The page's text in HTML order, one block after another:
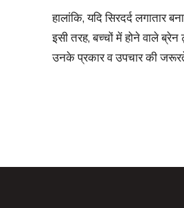
हालांकि, यदि सिरदर्द लगातार
इसी तरह, बच्चों में होने वाले
उनके प्रकार व उपचार की जरूरतें